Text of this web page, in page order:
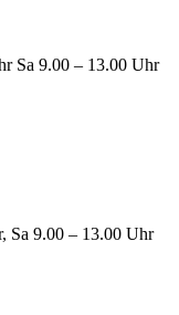
Sa 9.00 – 13.00 Uhr
Sa 9.00 – 13.00 Uhr